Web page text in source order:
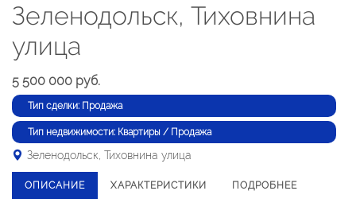
Зеленодольск, Тиховнина
улица
5 500 000 руб.
Тип сделки: Продажа
Тип недвижимости: Квартиры / Продажа
Зеленодольск, Тиховнина улица
ОПИСАНИЕ ХАРАКТЕРИСТИКИ ПОДРОБНЕЕ